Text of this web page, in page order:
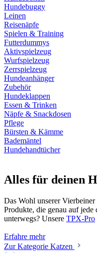
Hundebuggy
Leinen
Reisenäpfe
Spielen & Training
Futterdummys
Aktivspielzeug
Wurfspielzeug
Zerrspielzeug
Hundeanhänger
Zubehör
Hundeklappen
Essen & Trinken
Näpfe & Snackdosen
Pflege
Bürsten & Kämme
Bademäntel
Hundehandtücher
Alles für deinen
Das Wohl unserer
Produkte, die genau auf jede
unterwegs? Unsere TPX-Pro
Erfahre mehr
Zur Kategorie Katzen